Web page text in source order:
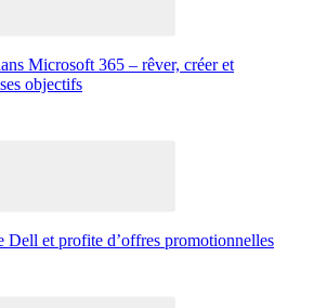
Microsoft 365 – rêver, créer et
objectifs
Dell et profite d’offres promotionnelles